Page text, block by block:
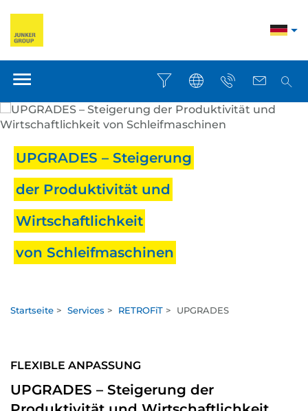
UPGRADES – Steigerung
der Produktivität und
Wirtschaftlichkeit
von Schleifmaschinen
Startseite > Services > RETROFiT > UPGRADES
FLEXIBLE ANPASSUNG
UPGRADES – Steigerung der